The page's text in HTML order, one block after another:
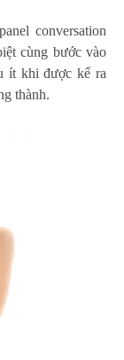
conversation
cùng bước vào
ít khi được kể ra
thành.